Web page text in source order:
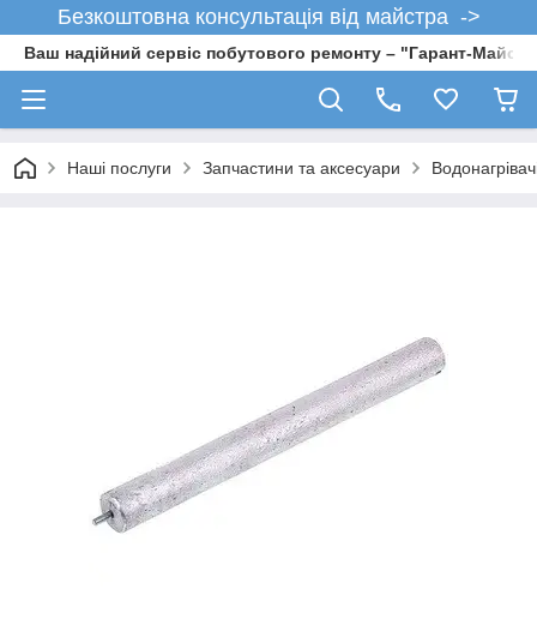
Безкоштовна консультація від майстра ->
Ваш надійний сервіс побутового ремонту – "Гарант-
Наші послуги Запчастини та аксесуари